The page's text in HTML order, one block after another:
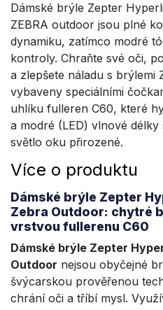
Dámské brýle Zepter
ZEBRA outdoor jsou plné
dynamiku, zatímco modré
kontroly. Chraňte své oči,
a zlepšete náladu s brýlemi
vybaveny speciálními
uhlíku fulleren C60, které
a modré (LED) vlnové délky
světlo oku přirozené.
Více o produktu
Dámské brýle Zepter
Zebra Outdoor: chytré
vrstvou fullerenu C60
Dámské brýle Zepter
Outdoor nejsou obyčejné
švýcarskou prověřenou
chrání oči a tříbí mysl.